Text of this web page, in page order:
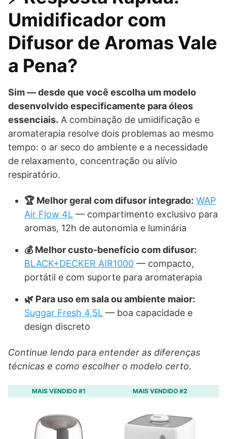
Umidificador com
Difusor de Aromas Vale
a Pena?
Sim — desde que você escolha um modelo
desenvolvido especificamente para óleos
essenciais. A combinação de umidificação e
aromaterapia resolve dois problemas ao mesmo
tempo: o ar seco do ambiente e a necessidade
de relaxamento, concentração ou alívio
respiratório.
🏆 Melhor geral com difusor integrado: WAP
Air Flow 4L — compartimento exclusivo para
aromas, 12h de autonomia e luminária
💰 Melhor custo-benefício com difusor:
BLACK+DECKER AIR1000 — compacto,
portátil e com suporte para aromaterapia
🌿 Para uso em sala ou ambiente maior:
Suggar Fresh 4,5L — boa capacidade e
design discreto
Continue lendo para entender as diferenças
técnicas e como escolher o modelo certo.
MAIS VENDIDO #1 MAIS VENDIDO #2